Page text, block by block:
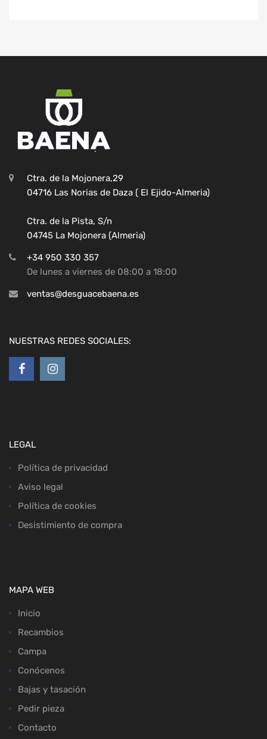
Ctra. de la Mojonera,29
04716 Las Norias de Daza ( El Ejido-Almeria)
Ctra. de la Pista, S/n
04745 La Mojonera (Almeria)
+34 950 330 357
De lunes a viernes de 08:00 a 18:00
ventas@desguacebaena.es
NUESTRAS REDES SOCIALES:
LEGAL
Política de privacidad
Aviso legal
Política de cookies
Desistimiento de compra
MAPA WEB
Inicio
Recambios
Campa
Conócenos
Bajas y tasación
Pedir pieza
Contacto